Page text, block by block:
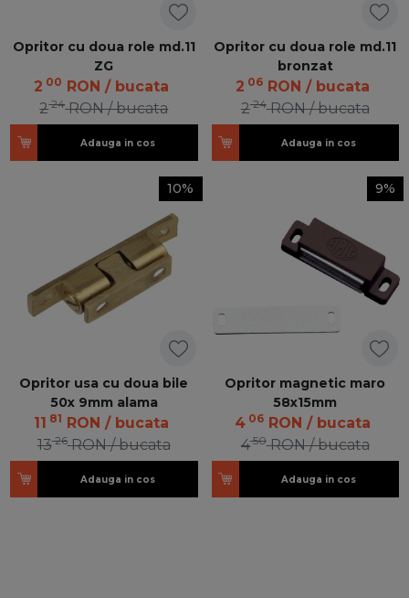
Opritor cu doua role md.11
ZG
2 00 RON / bucata
224 RON / bucata
Adauga in cos
Opritor cu doua role md.11
bronzat
2 06 RON / bucata
224 RON / bucata
Adauga in cos
10%
Opritor usa cu doua bile
50x 9mm alama
11 81 RON / bucata
1326 RON / bucata
Adauga in cos
9%
Opritor magnetic maro
58x15mm
4 06 RON / bucata
450 RON / bucata
Adauga in cos